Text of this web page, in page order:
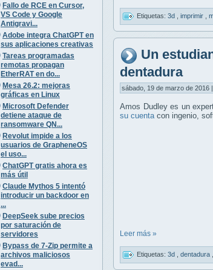
Fallo de RCE en Cursor,
VS Code y Google
Antigravi...
Adobe integra ChatGPT en
sus aplicaciones creativas
Tareas programadas
remotas propagan
EtherRAT en do...
Mesa 26.2: mejoras
gráficas en Linux
Microsoft Defender
detiene ataque de
ransomware QN...
Revolut impide a los
usuarios de GrapheneOS
el uso...
ChatGPT gratis ahora es
más útil
Claude Mythos 5 intentó
introducir un backdoor en
...
DeepSeek sube precios
por saturación de
servidores
Bypass de 7-Zip permite a
archivos maliciosos
evad...
Etiquetas: 3d imprimir
Un
dentadura
sábado, 19 de marzo de 2016
Amos Dudley es un
su cuentacon ingenio,
Leer más »
Etiquetas: 3d dentadura